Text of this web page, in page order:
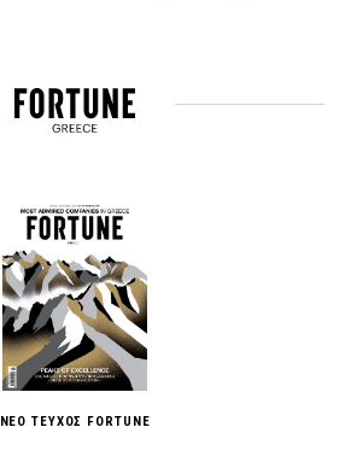
ΝΕΟ ΤΕΥΧΟΣ FORTUNE